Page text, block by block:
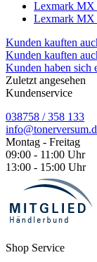
Lexmark MX
Lexmark MX
Kunden kauften
Kunden kauften
Kunden haben sich
Zuletzt angesehen
Kundenservice
038758 / 358 133
Montag - Freitag
09:00 - 11:00 Uhr
13:00 - 15:00 Uhr
Shop Service